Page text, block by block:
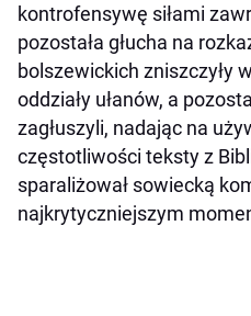
kontrofensywę siłami
pozostała głucha na
bolszewickich zniszczyły
oddziały ułanów, a
zagłuszyli, nadając na
częstotliwości teksty z
sparaliżował sowiecką
najkrytyczniejszym